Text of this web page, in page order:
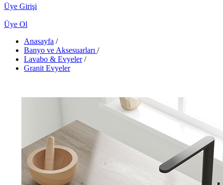
Üye Girişi
Üye Ol
Anasayfa /
Banyo ve Aksesuarları /
Lavabo & Evyeler/
Granit Evyeler